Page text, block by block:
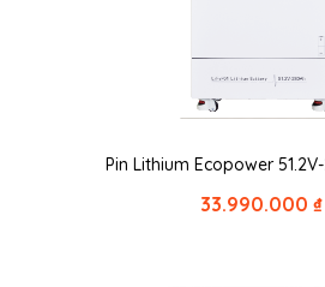
Pin Lithium Ecopower
33.990.000₫